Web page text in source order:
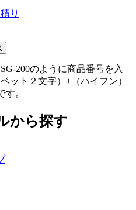
り
200のように商品番号を入
ット２文字）+（ハイフン）
。
から探す